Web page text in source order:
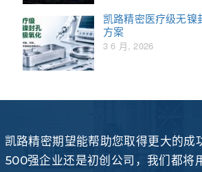
凯路精密医疗级无镍
方案
3 6 月, 2026
凯路精密期望能帮助您取得更大的成
500强企业还是初创公司，我们都将